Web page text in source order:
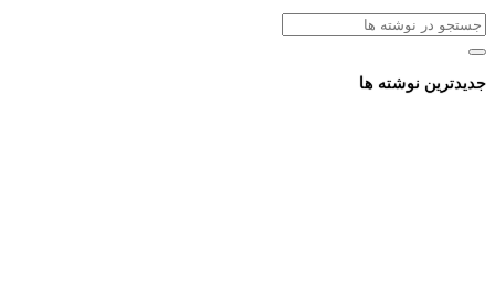
جدیدترین نوشته ها